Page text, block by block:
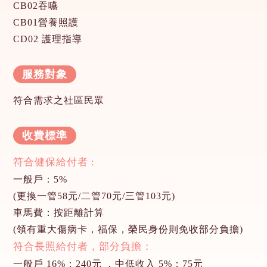
CB02吞嚥
CB01營養照護
CD02 護理指導
服務對象
符合需求之社區民眾
收費標準
符合健保給付者 :
一般戶：5%
(更換一管58元/二管70元/三管103元)
車馬費：按距離計算
(領有重大傷病卡，福保，榮民身份則免收部分負擔)
符合長照給付者，部分負擔：
一般戶 16%：240元 ，中低收入 5%：75元